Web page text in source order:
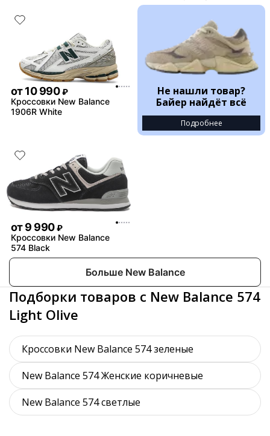
от10 990 ₽
Кроссовки New Balance
1906R White
Не нашли товар?
Байер найдёт всё
Подробнее
от9 990 ₽
Кроссовки New Balance
574 Black
Больше New Balance
Подборки товаров с New Balance 574
Light Olive
Кроссовки New Balance 574 зеленые
New Balance 574 Женские коричневые
New Balance 574 светлые